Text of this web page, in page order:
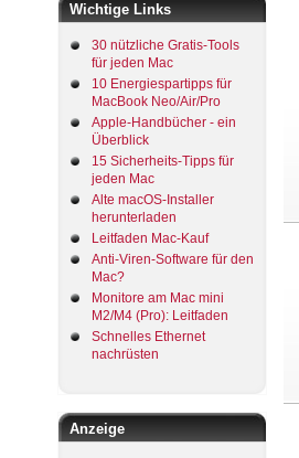
Wichtige Links
30 nützliche Gratis-Tools
für jeden Mac
10 Energiespartipps für
MacBook Neo/Air/Pro
Apple-Handbücher - ein
Überblick
15 Sicherheits-Tipps für
jeden Mac
Alte macOS-Installer
herunterladen
Leitfaden Mac-Kauf
Anti-Viren-Software für den
Mac?
Monitore am Mac mini
M2/M4 (Pro): Leitfaden
Schnelles Ethernet
nachrüsten
Anzeige